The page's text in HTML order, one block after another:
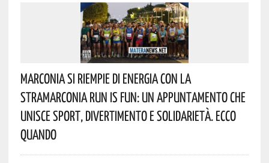
Marconia Si Riempie Di Energia Con La
StraMarconia Run Is Fun: Un Appuntamento Che
Unisce Sport, Divertimento E Solidarietà. Ecco
Quando